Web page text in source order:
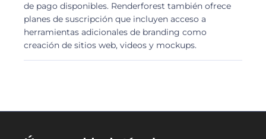
de pago disponibles. Renderforest también ofrece
planes de suscripción que incluyen acceso a
herramientas adicionales de branding como
creación de sitios web, videos y mockups.